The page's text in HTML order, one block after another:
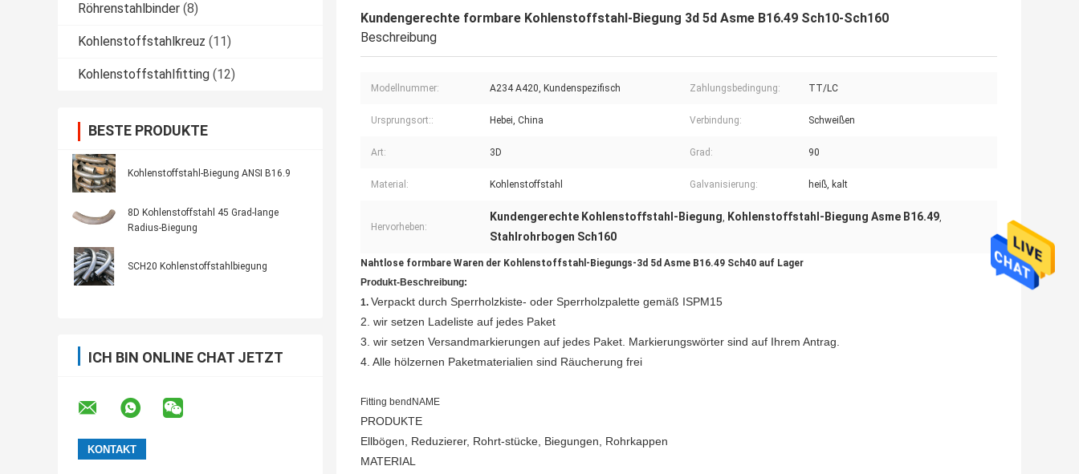
Röhrenstahlbinder (8)
Kohlenstoffstahlkreuz (11)
Kohlenstoffstahlfitting (12)
BESTE PRODUKTE
Kohlenstoffstahl-Biegung ANSI B16.9
8D Kohlenstoffstahl 45 Grad-lange
Radius-Biegung
SCH20 Kohlenstoffstahlbiegung
ICH BIN ONLINE CHAT JETZT
Kundengerechte formbare Kohlenstoffstahl-Biegung 3d 5d Asme B16.49 Sch10-Sch160
Beschreibung
Modellnummer: A234 A420, Kundenspezifisch Zahlungsbedingung: TT/LC
Ursprungsort:: Hebei, China Verbindung: Schweißen
Art: 3D Grad: 90
Material: Kohlenstoffstahl Galvanisierung: heiß, kalt
Hervorheben:
Kundengerechte Kohlenstoffstahl-Biegung, Kohlenstoffstahl-Biegung Asme B16.49,
Stahlrohrbogen Sch160
Nahtlose formbare Waren der Kohlenstoffstahl-Biegungs-3d 5d Asme B16.49 Sch40 auf Lager
Produkt-Beschreibung:
1. Verpackt durch Sperrholzkiste- oder Sperrholzpalette gemäß ISPM15
2. wir setzen Ladeliste auf jedes Paket
3. wir setzen Versandmarkierungen auf jedes Paket. Markierungswörter sind auf Ihrem Antrag.
4. Alle hölzernen Paketmaterialien sind Räucherung frei
Fitting bendNAME
PRODUKTE
Ellbögen, Reduzierer, Rohrt-stücke, Biegungen, Rohrkappen
MATERIAL